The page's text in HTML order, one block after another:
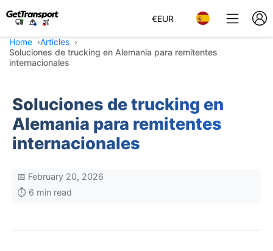
€EUR
Home
Articles
Soluciones de trucking en Alemania para remitentes
internacionales
Soluciones de trucking en
Alemania para remitentes
internacionales
📅 February 20, 2026
⏱️ 6 min read